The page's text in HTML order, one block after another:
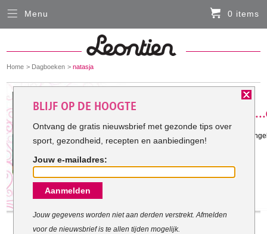
You
here:
Home Dagboeken natasja
Gestart met mijn doel: 31-12-2011
door de zwangerschap heel veel
zat om dat mee te blijven zeulen
Menu 0 items
Sluiten
HARDLOOPKLEDING
FIETSKLEDING
SERVICE
Inloggen
Contact- en adresgegevens
Levertijd, retourneren, ruilen
BLIJF OP DE HOOGTE
Ontvang de gratis nieuwsbrief met gezonde tips over
sport, gezondheid, recepten en aanbiedingen!
Jouw e-mailadres:
Aanmelden
Jouw gegevens worden niet aan derden verstrekt. Afmelden
voor de nieuwsbrief is te allen tijden mogelijk.